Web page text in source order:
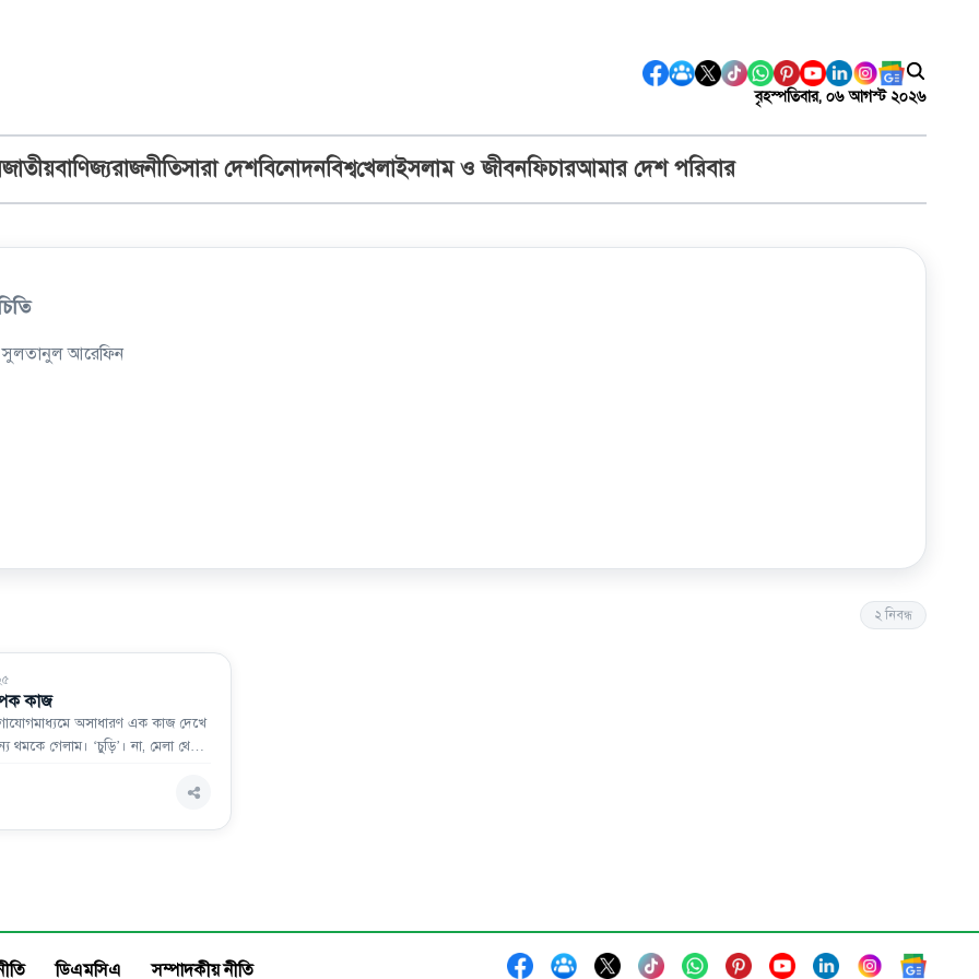
বৃহস্পতিবার, ০৬ আগস্ট ২০২৬
জাতীয়বাণিজ্যরাজনীতিসারা দেশবিনোদনবিশ্বখেলাইসলাম ও জীবনফিচারআমার দেশ পরিবার
সুলতানুল আরেফিন
২ নিবন্ধ
কাজ
অসাধারণ এক কাজ দেখে
থমকে গেলাম। ‘চুড়ি’। না, মেলা থেকে
ডিএমসিএ সম্পাদকীয় নীতি